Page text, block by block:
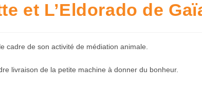
et L’Eldorado de
cadre de son activité de médiation animale.
livraison de la petite machine à donner du bonheur.